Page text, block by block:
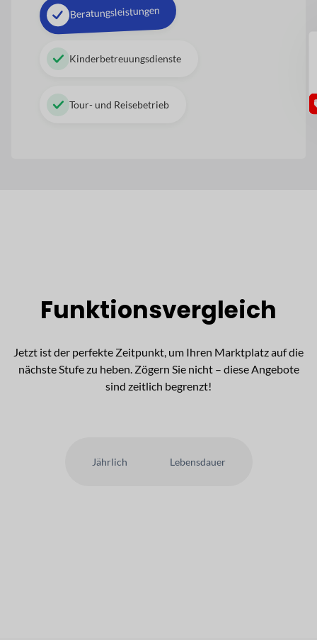
Beratungsleistungen
Kinderbetreuungsdienste
Tour- und Reisebetrieb
Funktionsvergleich
Jetzt ist der perfekte Zeitpunkt, um Ihren Marktplatz auf die
nächste Stufe zu heben. Zögern Sie nicht – diese Angebote
sind zeitlich begrenzt!
Jährlich Lebensdauer